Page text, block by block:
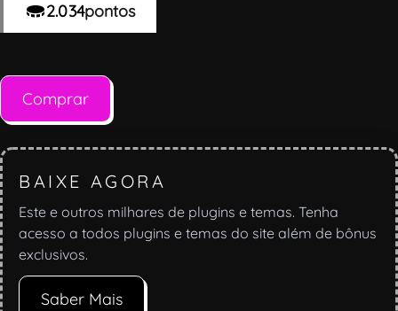
2.034pontos
Comprar
BAIXE AGORA
Este e outros milhares de plugins e temas. Tenha
acesso a todos plugins e temas do site além de bônus
exclusivos.
Saber Mais